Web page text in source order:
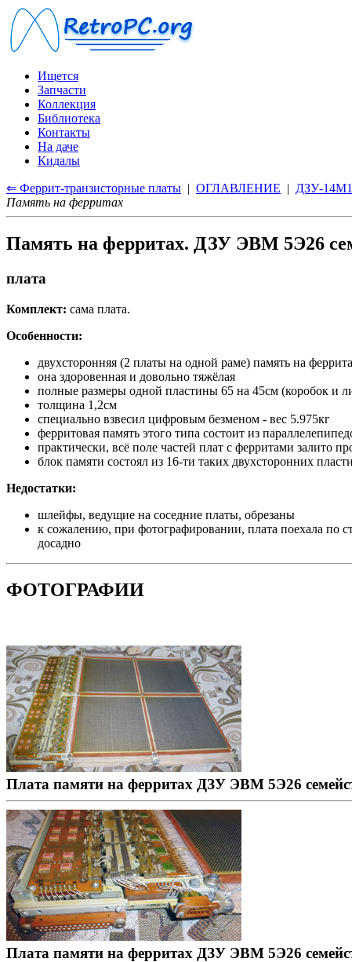
Ищется
Запчасти
Коллекция
Библиотека
Контакты
На даче
Кидалы
⇐ Феррит-транзисторные платы | ОГЛАВЛЕНИЕ | ДЗУ-
Память на ферритах
Память на ферритах. ДЗУ ЭВМ 5Э26
плата
Комплект: сама плата.
Особенности:
двухсторонняя (2 платы на одной раме) память на
она здоровенная и довольно тяжёлая
полные размеры одной пластины 65 на 45см (коробок и
толщина 1,2см
специально взвесил цифровым безменом - вес 5.975кг
ферритовая память этого типа состоит из
практически, всё поле частей плат с ферритами залито
блок памяти состоял из 16-ти таких двухсторонних
Недостатки:
шлейфы, ведущие на соседние платы, обрезаны
к сожалению, при фотографировании, плата поехала по
досадно
ФОТОГРАФИИ
Плата памяти на ферритах ДЗУ ЭВМ 5Э26
Плата памяти на ферритах ДЗУ ЭВМ 5Э26